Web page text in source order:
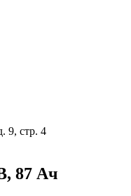
9, стр. 4
87 Ач